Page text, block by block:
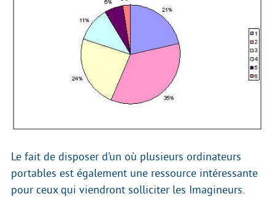
Le fait de disposer d’un où plusieurs ordinateurs
portables est également une ressource intéressante
pour ceux qui viendront solliciter les Imagineurs.